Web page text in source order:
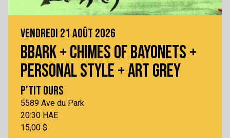
VENDREDI 21 AOÛT 2026
BBARK + CHIMES OF BAYONETS +
PERSONAL STYLE + ART GREY
P'TIT OURS
5589 Ave du Park
20:30 HAE
15,00 $